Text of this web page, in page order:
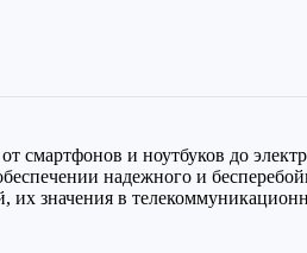
смартфонов и ноутбуков до
надежного и
их значения в